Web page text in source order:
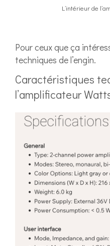
L’intérieur de
Pour ceux que ça
techniques de l’engin.
Caractéristiques
l’amplificateur